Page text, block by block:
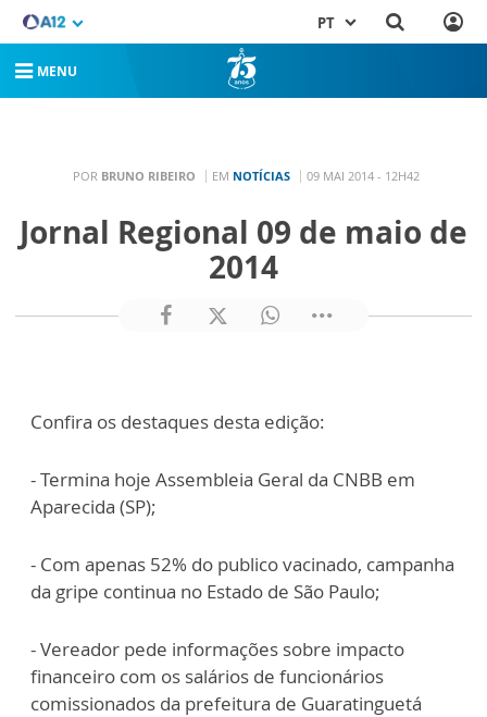
PT
MENU
POR BRUNO RIBEIRO EM NOTÍCIAS 09 MAI 2014 - 12H42
Jornal Regional 09 de maio de
2014
Confira os destaques desta edição:
- Termina hoje Assembleia Geral da CNBB em
Aparecida (SP);
- Com apenas 52% do publico vacinado, campanha
da gripe continua no Estado de São Paulo;
- Vereador pede informações sobre impacto
financeiro com os salários de funcionários
comissionados da prefeitura de Guaratinguetá